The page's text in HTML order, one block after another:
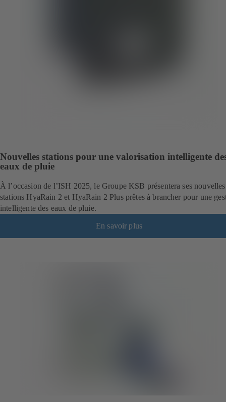
Nouvelles stations pour une valorisation intelligente
eaux de pluie
À l’occasion de l’ISH 2025, le Groupe KSB présentera ses nouvelles
stations HyaRain 2 et HyaRain 2 Plus prêtes à brancher pour une
intelligente des eaux de pluie.
En savoir plus